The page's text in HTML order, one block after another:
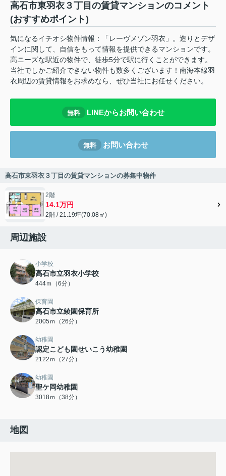
高石市東羽衣３丁目の賃貸マンションのコメント
(おすすめポイント)
気になるイチオシ物件情報：「レーヴメゾン羽衣」。造りとデザ
インに関して、自信をもって情報を提供できるマンションです。
高ニーズな駅近の物件で、徒歩5分で駅に行くことができます。
当社でしかご紹介できない物件も数多くございます！南海本線羽
衣周辺の賃貸情報をお求めなら、ぜひ当社にお任せください。
無料 LINEからお問い合わせ
無料 お問い合わせ
高石市東羽衣３丁目の賃貸マンションの募集中物件
2階
14.1万円
2階 / 21.19坪(70.08㎡)
周辺施設
小学校
高石市立羽衣小学校
444ｍ（6分）
保育園
高石市立綾園保育所
2005ｍ（26分）
幼稚園
認定こども園せいこう幼稚園
2122ｍ（27分）
幼稚園
聖ケ岡幼稚園
3018ｍ（38分）
地図